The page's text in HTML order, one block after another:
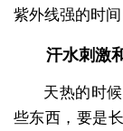
紫外线强的时
汗水刺激
天热的时
些东西，要是